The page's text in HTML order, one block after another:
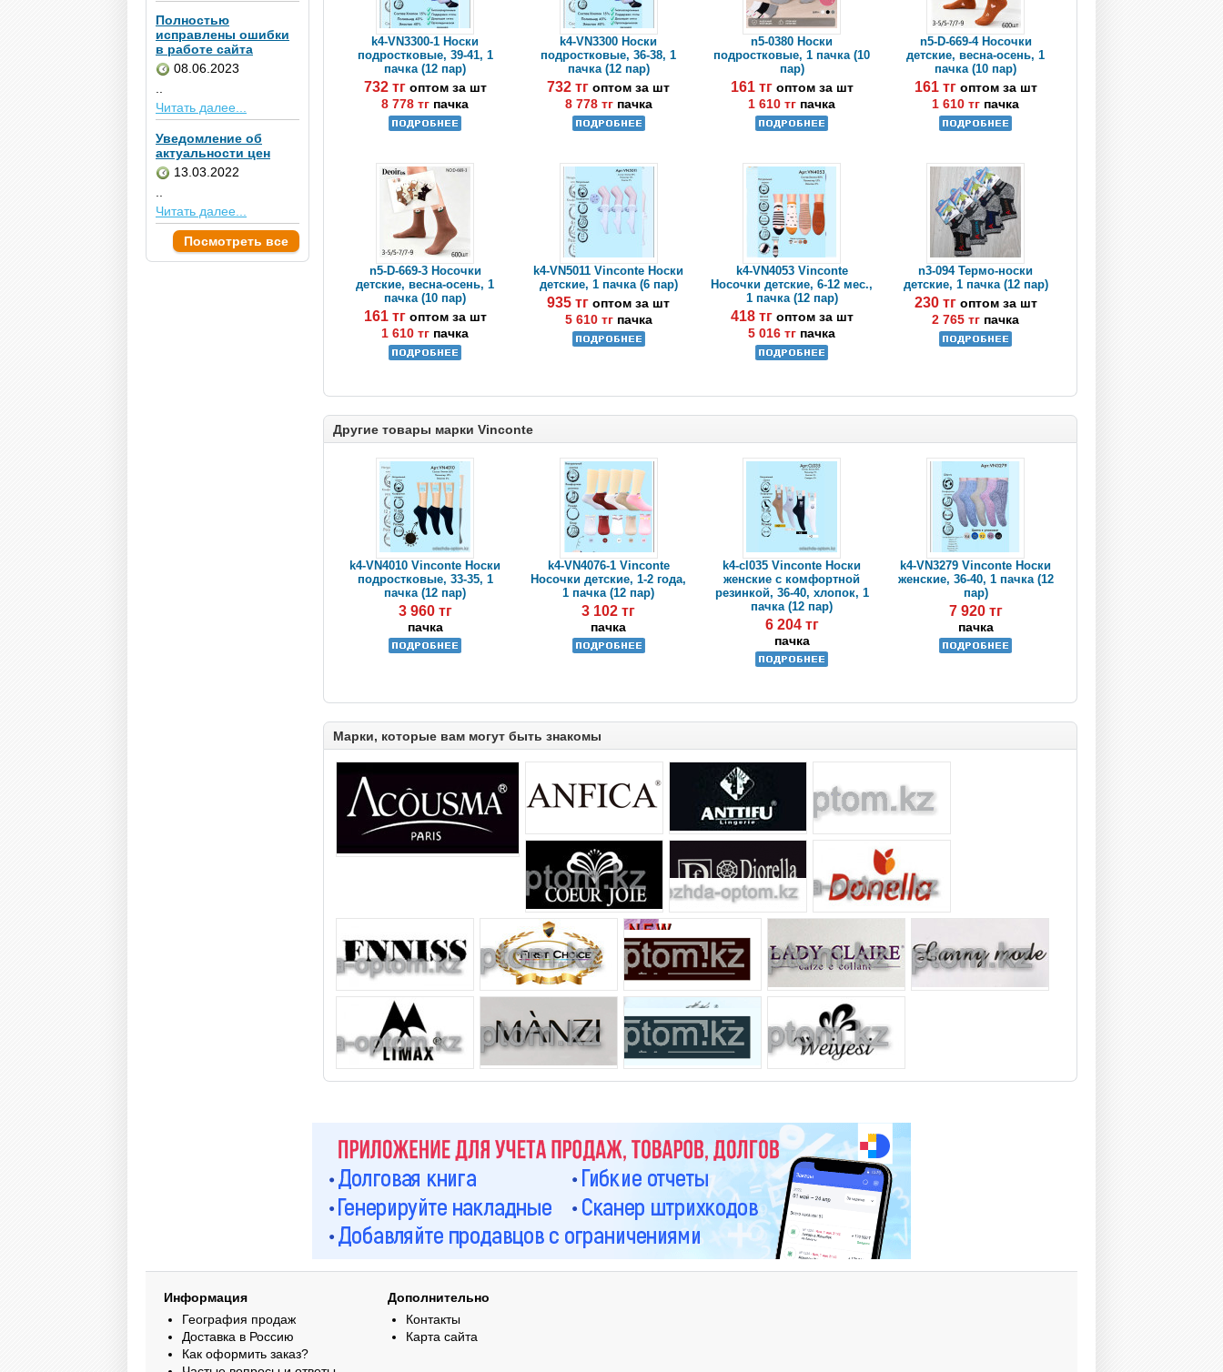
k4-VN3300-1 Носки
подростковые, 39-41, 1
пачка (12 пар)
732 тг оптом за шт
8 778 тг пачка
k4-VN3300 Носки
подростковые, 36-38, 1
пачка (12 пар)
732 тгоптом за шт
8 778 тг пачка
n5-0380 Носки
подростковые, 1 пачка (10
пар)
161 тг оптом за шт
1 610 тг пачка
n5-D-669-4 Носочки
детские, весна-осень, 1
пачка (10 пар)
161 тг оптом за шт
1 610 тг пачка
n5-D-669-3 Носочки
детские, весна-осень, 1
пачка (10 пар)
161 тг оптом за шт
1 610 тг пачка
k4-VN5011 Vinconte Носки
детские, 1 пачка (6 пар)
935 тгоптом за шт
5 610 тг пачка
k4-VN4053 Vinconte
Носочки детские, 6-12 мес.,
1 пачка (12 пар)
418 тг оптом за шт
5 016 тг пачка
n3-094 Термо-носки
детские, 1 пачка (12 пар)
230 тг оптом за шт
2 765 тг пачка
Другие товары марки Vinconte
k4-VN4010 Vinconte Носки
подростковые, 33-35, 1
пачка (12 пар)
3 960 тг
пачка
k4-VN4076-1 Vinconte
Носочки детские, 1-2 года,
1 пачка (12 пар)
3 102 тг
пачка
k4-cl035 Vinconte Носки
женские с комфортной
резинкой, 36-40, хлопок, 1
пачка (12 пар)
6 204 тг
пачка
k4-VN3279 Vinconte Носки
женские, 36-40, 1 пачка (12
пар)
7 920 тг
пачка
Марки, которые вам могут быть знакомы
Полностью
исправлены ошибки
в работе сайта
08.06.2023
..
Читать далее...
Уведомление об
актуальности цен
13.03.2022
..
Читать далее...
Посмотреть все
Информация
География продаж
Доставка в Россию
Как оформить заказ?
Дополнительно
Контакты
Карта сайта